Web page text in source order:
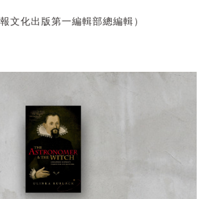
文化出版第一編輯部總編輯）